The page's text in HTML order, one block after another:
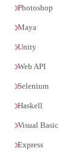
Photoshop
Maya
Unity
Web API
Selenium
Haskell
Visual Basic
Express